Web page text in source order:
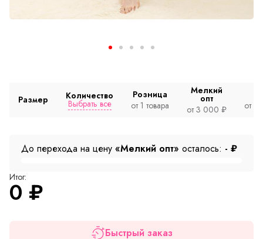
Размер Количество
Выбрать все
Розница
от 1 товара
Мелкий
опт
от 3 000 ₽
от
До перехода на цену «Мелкий опт» осталось: - ₽
Итог:
0 ₽
Быстрый заказ